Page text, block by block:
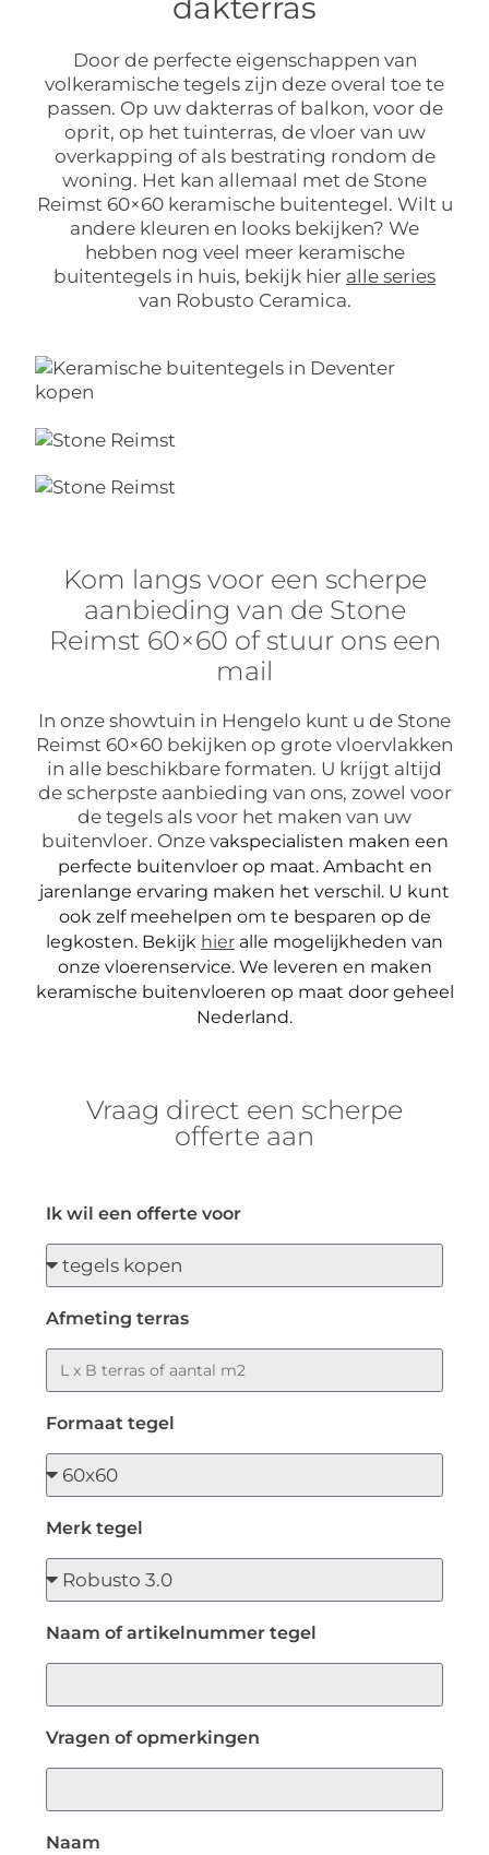
dakterras
Door de perfecte eigenschappen van
volkeramische tegels zijn deze overal toe te
passen. Op uw dakterras of balkon, voor de
oprit, op het tuinterras, de vloer van uw
overkapping of als bestrating rondom de
woning. Het kan allemaal met de Stone
Reimst 60×60 keramische buitentegel. Wilt u
andere kleuren en looks bekijken? We
hebben nog veel meer keramische
buitentegels in huis, bekijk hier alle series
van Robusto Ceramica.
Kom langs voor een scherpe
aanbieding van de Stone
Reimst 60×60 of stuur ons een
mail
In onze showtuin in Hengelo kunt u de Stone
Reimst 60×60 bekijken op grote vloervlakken
in alle beschikbare formaten. U krijgt altijd
de scherpste aanbieding van ons, zowel voor
de tegels als voor het maken van uw
buitenvloer. Onze vakspecialisten maken een
perfecte buitenvloer op maat. Ambacht en
jarenlange ervaring maken het verschil. U kunt
ook zelf meehelpen om te besparen op de
legkosten. Bekijk hier alle mogelijkheden van
onze vloerenservice. We leveren en maken
keramische buitenvloeren op maat door geheel
Nederland.
Vraag direct een scherpe
offerte aan
Ik wil een offerte voor
Afmeting terras
Formaat tegel
Merk tegel
Naam of artikelnummer tegel
Vragen of opmerkingen
Naam